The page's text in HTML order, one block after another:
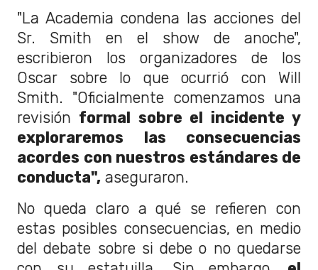
"La Academia condena las acciones del
Sr. Smith en el show de anoche",
escribieron los organizadores de los
Oscar sobre lo que ocurrió con Will
Smith. "Oficialmente comenzamos una
revisión formal sobre el incidente y
exploraremos las consecuencias
acordes con nuestros estándares de
conducta", aseguraron.
No queda claro a qué se refieren con
estas posibles consecuencias, en medio
del debate sobre si debe o no quedarse